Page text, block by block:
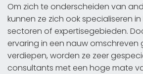
Om zich te onderscheiden van
kunnen ze zich ook specialiseren
sectoren of expertisegebieden.
ervaring in een nauw omschreven
verdiepen, worden ze zeer
consultants met een hoge mate